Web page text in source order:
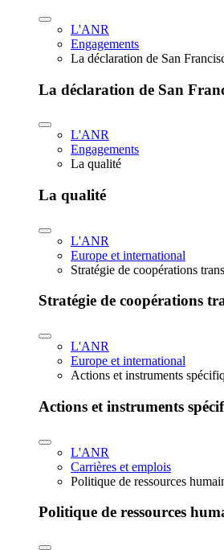
L'ANR
Engagements
La déclaration de San
La déclaration de San
L'ANR
Engagements
La qualité
La qualité
L'ANR
Europe et international
Stratégie de coopérations
Stratégie de coopérations
L'ANR
Europe et international
Actions et instruments
Actions et instruments
L'ANR
Carrières et emplois
Politique de ressources
Politique de ressources